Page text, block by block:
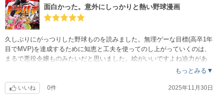
面白かった。意外にしっかりと熱い野球漫画
久しぶりにがっつりした野球ものを読みました。無理ゲーな目標(高卒1年
目でMVP)を達成するために知恵と工夫を使ってのし上がっていくのは、
まるで悪役令嬢ものみたいだと思いました。絵がいいですよね迫力があ
って。オールスター編をはじめ、他チーム選手にも打撃を教えてもらっ
もっとみる▼
いいね 0件 2025年11月30日